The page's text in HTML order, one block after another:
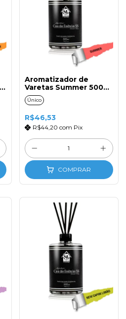
Aromatizador de
Varetas Summer 500ml
com Tampa e Varetas
de Fibra
Único
R$46,53
R$44,20 com Pix
COMPRAR